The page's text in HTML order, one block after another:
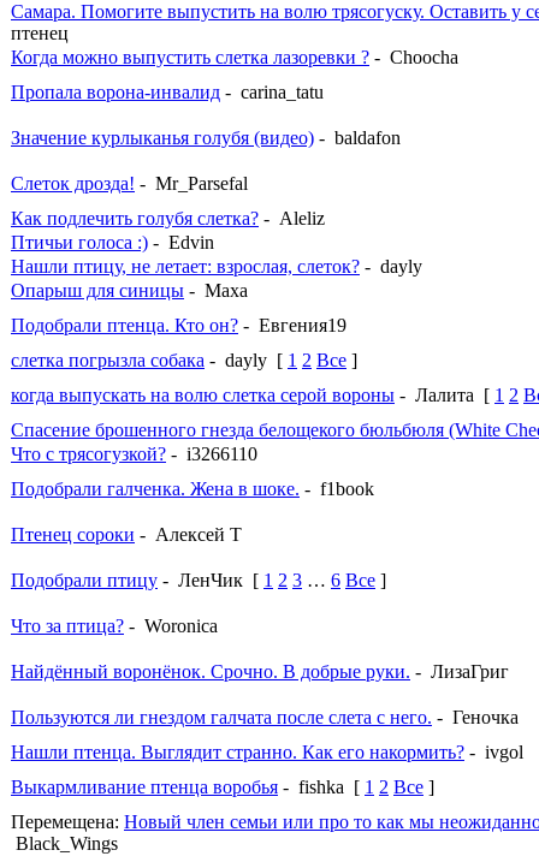
Самара. Помогите выпустить на волю трясогуску. Оставить у
птенец
Когда можно выпустить слетка лазоревки ? - Choocha
Пропала ворона-инвалид - carina_tatu
Значение курлыканья голубя (видео) - baldafon
Слеток дрозда! - Mr_Parsefal
Как подлечить голубя слетка? - Aleliz
Птичьи голоса :) - Edvin
Нашли птицу, не летает: взрослая, слеток? - dayly
Опарыш для синицы - Maxa
Подобрали птенца. Кто он? - Евгения19
слетка погрызла собака - dayly [ 1 2 Все ]
когда выпускать на волю слетка серой вороны - Лалита [ 1 2
Спасение брошенного гнезда белощекого бюльбюля (White
Что с трясогузкой? - i3266110
Подобрали галченка. Жена в шоке. - f1book
Птенец сороки - Алексей T
Подобрали птицу - ЛенЧик [ 1 2 3 … 6 Все ]
Что за птица? - Woronica
Найдённый воронёнок. Срочно. В добрые руки. - ЛизаГриг
Пользуются ли гнездом галчата после слета с него. - Геночка
Нашли птенца. Выглядит странно. Как его накормить? - ivgol
Выкармливание птенца воробья - fishka [ 1 2 Все ]
Перемещена: Новый член семьи или про то как мы
Black_Wings